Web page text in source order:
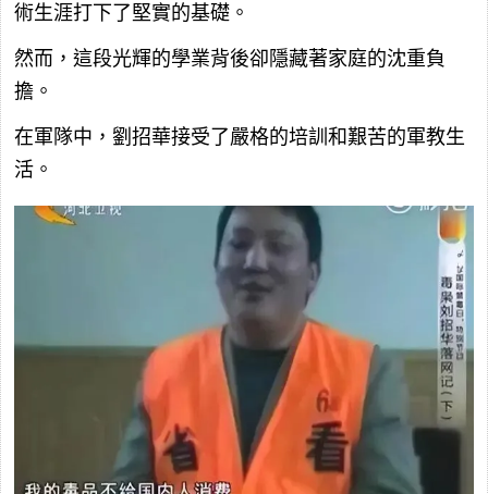
術生涯打下了堅實的基礎。
然而，這段光輝的學業背後卻隱藏著家庭的沈重負
擔。
在軍隊中，劉招華接受了嚴格的培訓和艱苦的軍教生
活。